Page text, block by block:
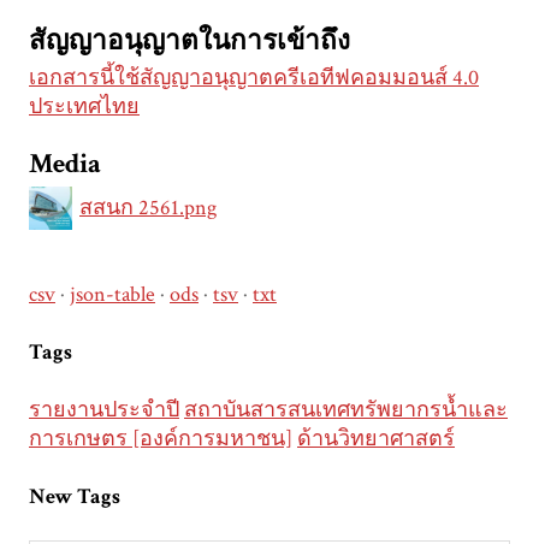
สัญญาอนุญาตในการเข้าถึง
เอกสารนี้ใช้สัญญาอนุญาตครีเอทีฟคอมมอนส์ 4.0
ประเทศไทย
Media
สสนก 2561.png
csv json-table ods tsv txt
Tags
รายงานประจำปี สถาบันสารสนเทศทรัพยากรน้ำและ
การเกษตร [องค์การมหาชน] ด้านวิทยาศาสตร์
New Tags